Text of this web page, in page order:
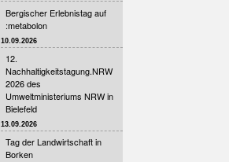
Bergischer Erlebnistag auf
:metabolon
10.09.2026
12.
Nachhaltigkeitstagung.NRW
2026 des
Umweltministeriums NRW in
Bielefeld
13.09.2026
Tag der Landwirtschaft in
Borken